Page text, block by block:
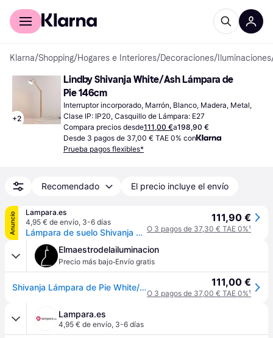
Comprar con Klarna
Klarna/Shopping/Hogares e Interiores/Decoraciones/ Iluminaciones
+2
Lindby Shivanja White/Ash Lámpara de
Pie 146cm
Interruptor incorporado, Marrón, Blanco, Madera, Metal,
Clase IP: IP20, Casquillo de Lámpara: E27
Compara precios desde111,00 €a198,90 €
Desde 3 pagos de 37,00 € TAE 0% con
Prueba pagos flexibles*
Recomendado El precio incluye el envío
Anuncio
Lampara.es
4,95 € de envío, 3-6 días
Lámpara de suelo Shivanja Lindby, Madera clara, Despacho / Oficina, Madera, Moderno, Lámpara de pie
111,90 €
O 3 pagos de 37,30 € TAE 0%¹
Elmaestrodelailuminacion
Precio más bajo·Envío gratis
Shivanja Lámpara de Pie White/Ash - Lindby - Oficina / espacio de trabajo - Moderno - Madera - Bombilla única 111,00 €
O 3 pagos de 37,00 € TAE 0%¹
Lampara.es
4,95 € de envío, 3-6 días